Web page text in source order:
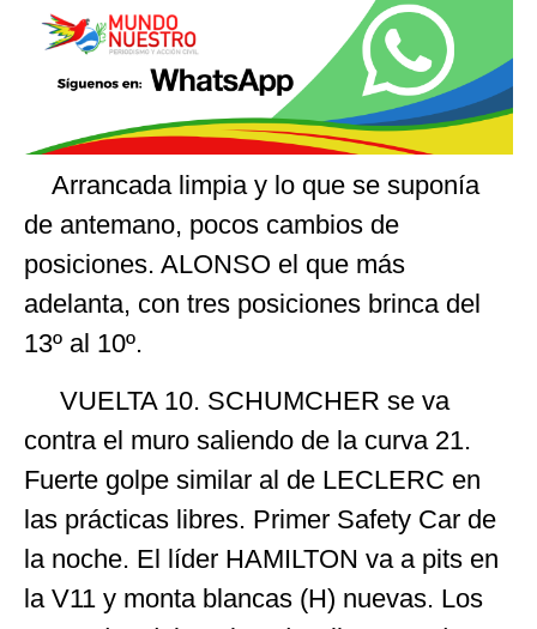
Arrancada limpia y lo que se suponía
de antemano, pocos cambios de
posiciones. ALONSO el que más
adelanta, con tres posiciones brinca del
13º al 10º.
VUELTA 10. SCHUMCHER se va
contra el muro saliendo de la curva 21.
Fuerte golpe similar al de LECLERC en
las prácticas libres. Primer Safety Car de
la noche. El líder HAMILTON va a pits en
la V11 y monta blancas (H) nuevas. Los